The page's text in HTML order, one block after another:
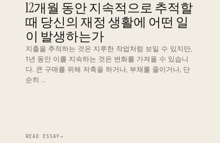
12개월 동안 지속적으로 추적할
때 당신의 재정 생활에 어떤 일
이 발생하는가
지출을 추적하는 것은 지루한 작업처럼 보일 수 있지만,
1년 동안 이를 지속하는 것은 변화를 가져올 수 있습니
다. 큰 구매를 위해 저축을 하거나, 부채를 줄이거나, 단
순히 …
READ ESSAY→